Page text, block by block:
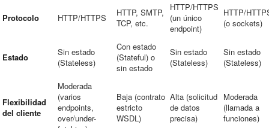
Protocolo HTTP/HTTPS
HTTP, SMTP,
TCP, etc.
HTTP/HTTPS
(un único
endpoint)
HTTP/
(o sockets)
Estado
Sin estado
(Stateless)
Con estado
(Stateful) o
sin estado
Sin estado
(Stateless)
Sin estado
(Stateless)
Flexibilidad
del cliente
Moderada
(varios
endpoints,
over/under-
Baja (contrato
estricto
WSDL)
Alta (solicitud
de datos
precisa)
Moderada
(llamada a
funciones)